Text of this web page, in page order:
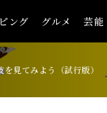
ング グルメ 芸能
見てみよう（試行版）